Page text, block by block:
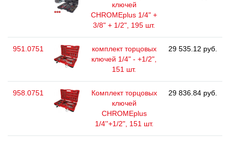
ключей
CHROMEplus 1/4" +
3/8" + 1/2", 195 шт.
951.0751
комплект торцовых
ключей 1/4" - +1/2",
151 шт.
29 535.12 руб.
958.0751
Комплект торцовых
ключей
CHROMEplus
1/4''+1/2", 151 шт.
29 836.84 руб.